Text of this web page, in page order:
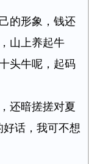
的形象，钱还
山上养起牛
头牛呢，起码
还暗搓搓对夏
话，我可不想